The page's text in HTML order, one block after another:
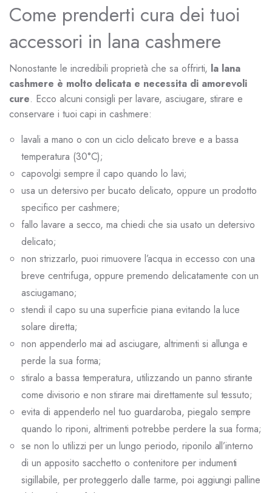
Come prenderti cura dei tuoi
accessori in lana cashmere
Nonostante le incredibili proprietà che sa offrirti, la lana
cashmere è molto delicata e necessita di amorevoli
cure. Ecco alcuni consigli per lavare, asciugare, stirare e
conservare i tuoi capi in cashmere:
lavali a mano o con un ciclo delicato breve e a bassa
temperatura (30°C);
capovolgi sempre il capo quando lo lavi;
usa un detersivo per bucato delicato, oppure un prodotto
specifico per cashmere;
fallo lavare a secco, ma chiedi che sia usato un detersivo
delicato;
non strizzarlo, puoi rimuovere l’acqua in eccesso con una
breve centrifuga, oppure premendo delicatamente con un
asciugamano;
stendi il capo su una superficie piana evitando la luce
solare diretta;
non appenderlo mai ad asciugare, altrimenti si allunga e
perde la sua forma;
stiralo a bassa temperatura, utilizzando un panno stirante
come divisorio e non stirare mai direttamente sul tessuto;
evita di appenderlo nel tuo guardaroba, piegalo sempre
quando lo riponi, altrimenti potrebbe perdere la sua forma;
se non lo utilizzi per un lungo periodo, riponilo all’interno
di un apposito sacchetto o contenitore per indumenti
sigillabile, per proteggerlo dalle tarme, poi aggiungi palline